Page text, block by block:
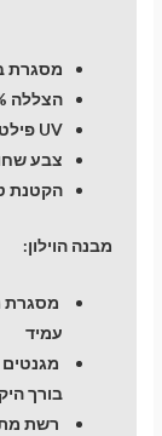
מסגרת
הצללה 80%
UV פילטר
צבע
הקטנת
מבנה הוילון:
עמיד
מגנטים
בורך
רשת